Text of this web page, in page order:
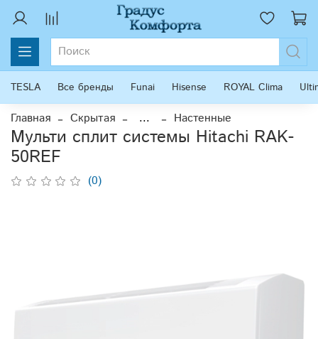
TESLA Все бренды Funai Hisense ROYAL Clima
Главная Скрытая ... Настенные
Мульти сплит системы Hitachi RAK-
50REF
(0)